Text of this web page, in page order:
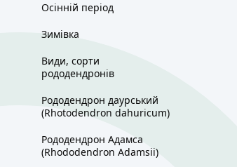
Осінній період
Зимівка
Види, сорти
рододендронів
Рододендрон даурський
(Rhotodendron dahuricum)
Рододендрон Адамса
(Rhododendron Adamsii)